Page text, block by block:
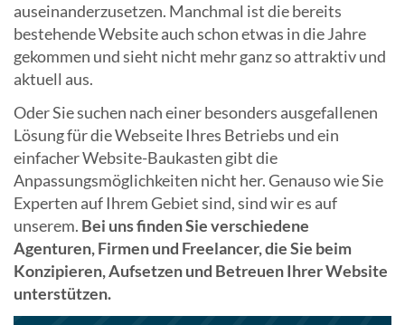
auseinanderzusetzen. Manchmal ist die bereits
bestehende Website auch schon etwas in die Jahre
gekommen und sieht nicht mehr ganz so attraktiv und
aktuell aus.
Oder Sie suchen nach einer besonders ausgefallenen
Lösung für die Webseite Ihres Betriebs und ein
einfacher Website-Baukasten gibt die
Anpassungsmöglichkeiten nicht her. Genauso wie Sie
Experten auf Ihrem Gebiet sind, sind wir es auf
unserem. Bei uns finden Sie verschiedene
Agenturen, Firmen und Freelancer, die Sie beim
Konzipieren, Aufsetzen und Betreuen Ihrer Website
unterstützen.